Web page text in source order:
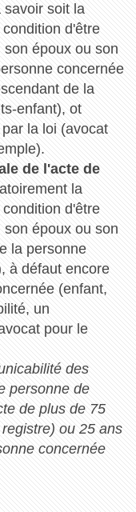
savoir soit la
d'être
époux ou son
concernée
de la
enfant), ot
la loi (avocat
de l'acte de
la
d'être
époux ou son
la personne
à défaut encore
(enfant,
un
pour le
des
personne de
de plus de 75
ou 25 ans
concernée